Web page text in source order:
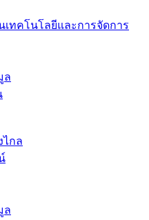
เทคโนโลยีและการจัดการ
ล
ไกล
ล